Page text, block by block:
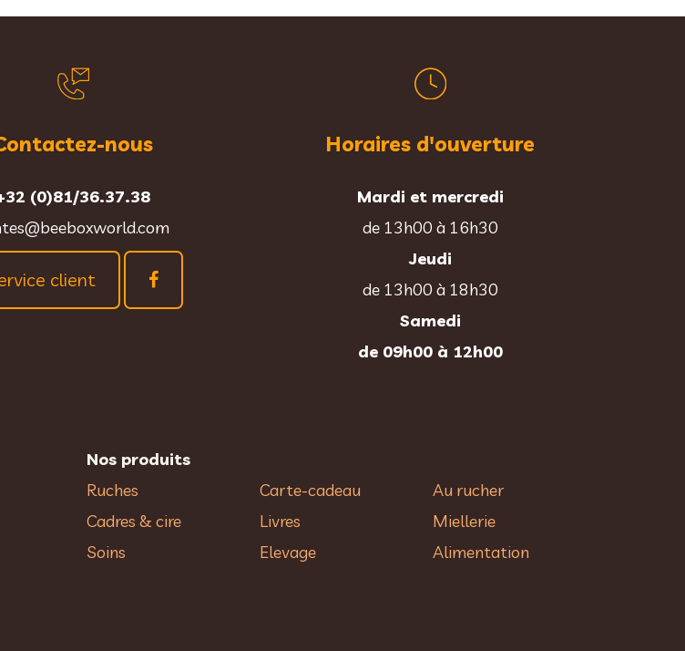
nous
(0)81/36.37.38
client
Horaires d'ouverture
Mardi et mercredi
de 13h00 à 16h30
Jeudi
de 13h00 à 18h30
Samedi
de 09h00 à 12h00
Nos produits
Ruches
Cadres & cire
Soins
Carte-cadeau
Livres
Elevage
Au rucher​
Miellerie
Alimentation